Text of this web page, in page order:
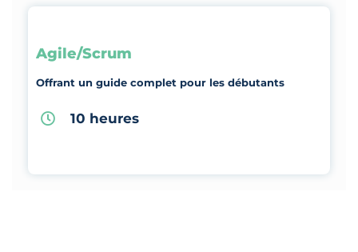
Agile/Scrum
Offrant un guide complet pour les débutants
10 heures